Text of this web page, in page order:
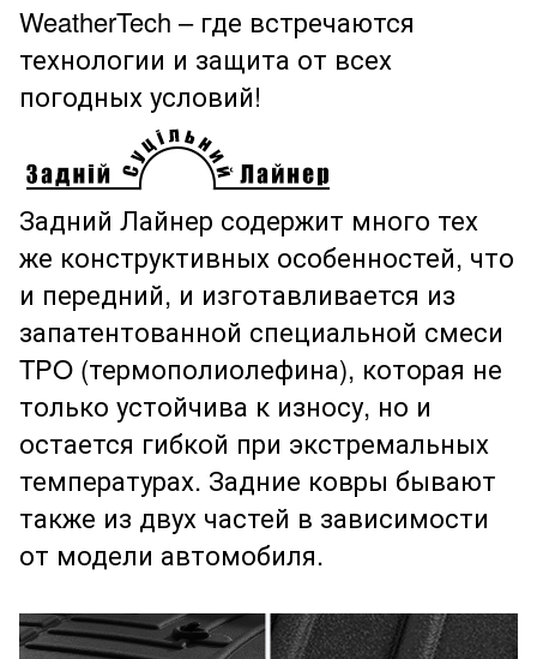
WeatherTech – где встречаются
технологии и защита от всех
погодных условий!
Задний Лайнер содержит много тех
же конструктивных особенностей, что
и передний, и изготавливается из
запатентованной специальной смеси
TPO (термополиолефина), которая не
только устойчива к износу, но и
остается гибкой при экстремальных
температурах. Задние ковры бывают
также из двух частей в зависимости
от модели автомобиля.